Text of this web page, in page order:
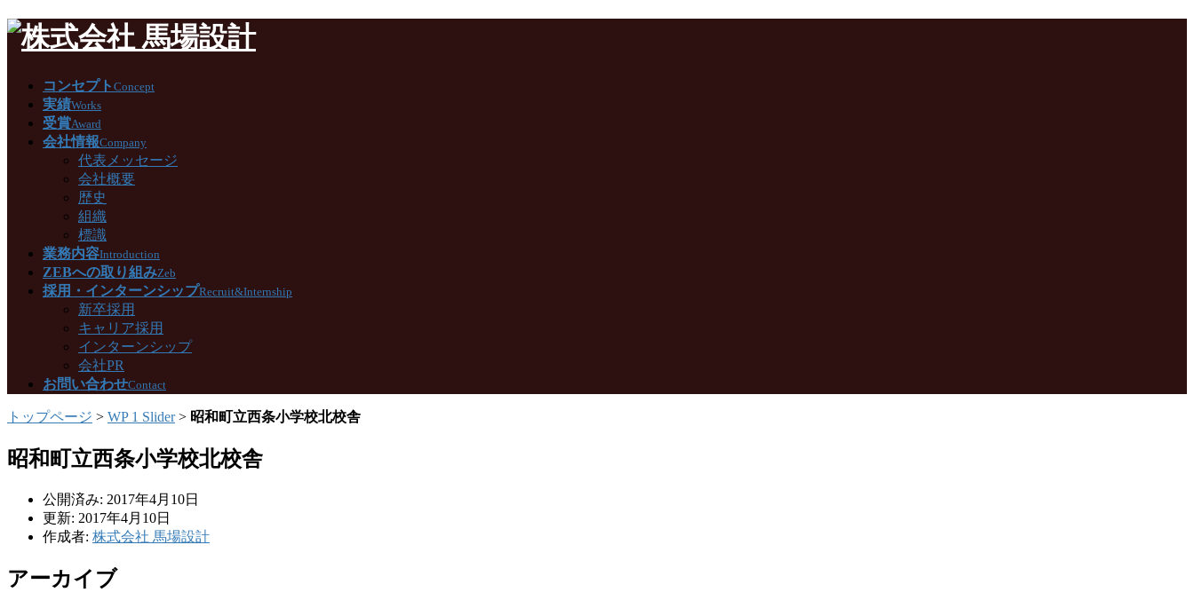
コンセプト Concept
実績Works
受賞Award
会社情報Company
代表メッセージ
会社概要
歴史
組織
標識
業務内容Introduction
ZEBへの取り組みZeb
採用・インターンシップRecruit&Internship
新卒採用
キャリア採用
インターンシップ
会社PR
お問い合わせContact
トップページ > WP 1 Slider> 昭和町立西条小学校北校舎
昭和町立西条小学校北校舎
公開済み: 2017年4月10日
更新: 2017年4月10日
作成者: 株式会社 馬場設計
アーカイブ